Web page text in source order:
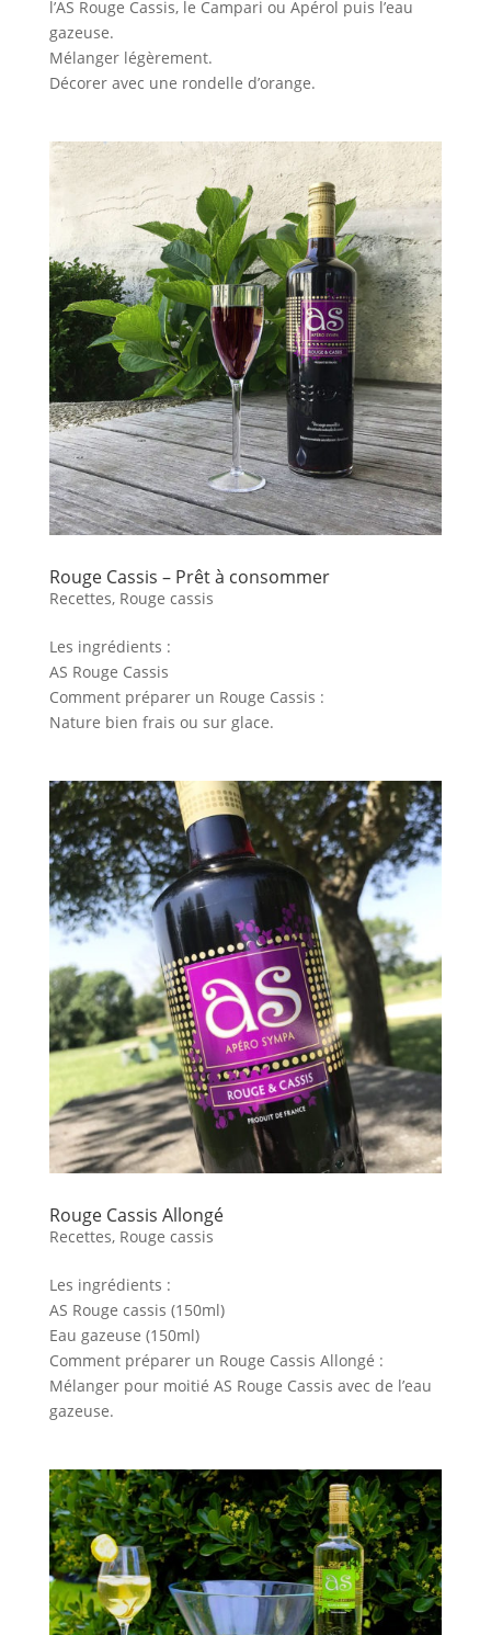
l’AS Rouge Cassis, le Campari ou Apérol puis l’eau
gazeuse.
Mélanger légèrement.
Décorer avec une rondelle d’orange.
Rouge Cassis – Prêt à consommer
Recettes, Rouge cassis
Les ingrédients :
AS Rouge Cassis
Comment préparer un Rouge Cassis :
Nature bien frais ou sur glace.
Rouge Cassis Allongé
Recettes, Rouge cassis
Les ingrédients :
AS Rouge cassis (150ml)
Eau gazeuse (150ml)
Comment préparer un Rouge Cassis Allongé :
Mélanger pour moitié AS Rouge Cassis avec de l’eau
gazeuse.